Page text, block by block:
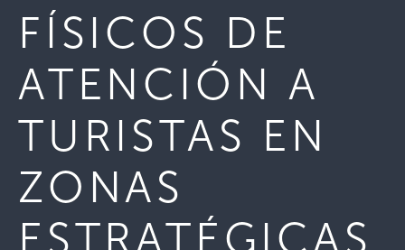
FÍSICOS DE
ATENCIÓN A
TURISTAS EN
ZONAS
ESTRATÉGICAS